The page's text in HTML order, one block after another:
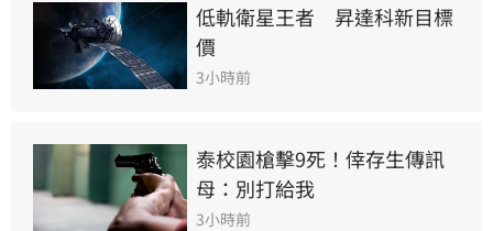
低軌衛星王者　昇達科新目標
價
3小時前
泰校園槍擊9死！倖存生傳訊
母：別打給我
3小時前